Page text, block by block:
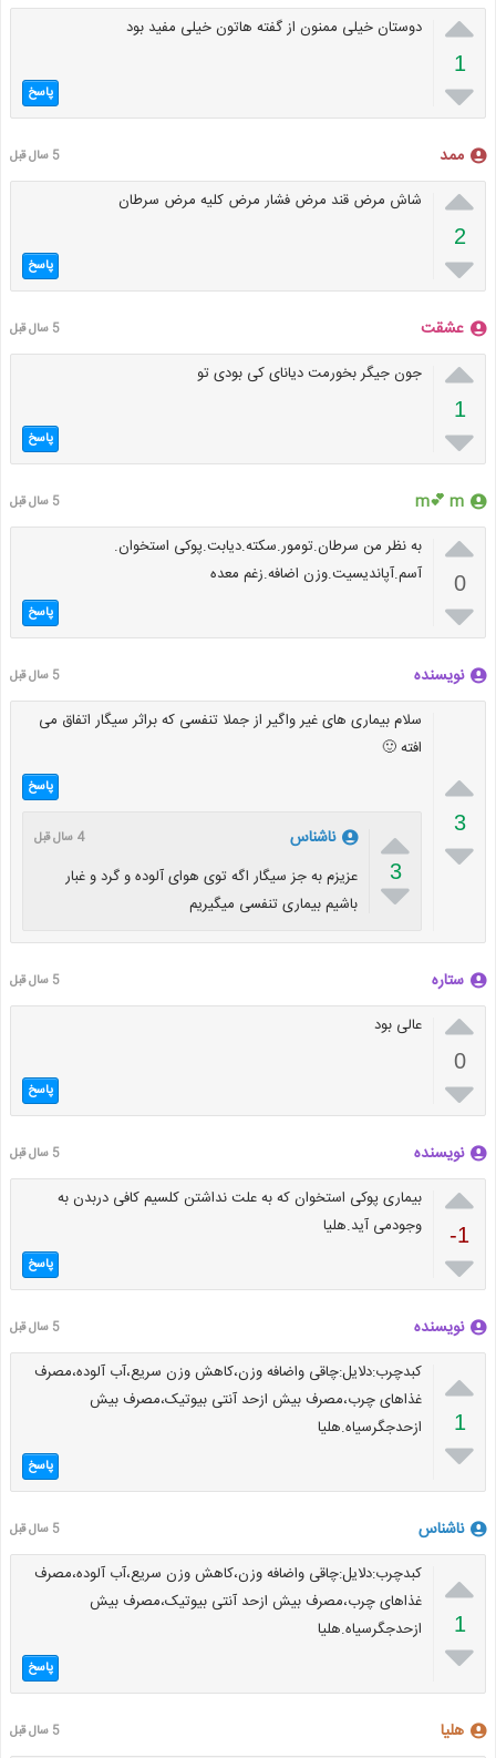

1

دوستان خیلی ممنون از گفته هاتون خیلی مفید بود
پاسخ
ممد 5 سال قبل

2

شاش مرض قند مرض فشار مرض کلیه مرض سرطان
پاسخ
عشقت 5 سال قبل

1

جون جیگر بخورمت دیانای کی بودی تو
پاسخ
m💕 m 5 سال قبل

0

به نظر من سرطان.تومور.سکته.دیابت.پوکی استخوان.
آسم.آپاندیسیت.وزن اضافه.زغم معده
پاسخ
نویسنده 5 سال قبل

3

سلام بیماری های غیر واگیر از جملا تنفسی که براثر سیگار اتفاق می
افته 🙂
پاسخ

3

ناشناس 4 سال قبل
عزیزم به جز سیگار اگه توی هوای آلوده و گرد و غبار
باشیم بیماری تنفسی میگیریم
ستاره 5 سال قبل

0

عالی بود
پاسخ
نویسنده 5 سال قبل

-1

بیماری پوکی استخوان که به علت نداشتن کلسیم کافی دربدن به
وجودمی آید.هلیا
پاسخ
نویسنده 5 سال قبل

1

کبدچرب:دلایل:چاقی واضافه وزن،کاهش وزن سریع،آب آلوده،مصرف
غذاهای چرب،مصرف بیش ازحد آنتی بیوتیک،مصرف بیش
ازحدجگرسیاه.هلیا
پاسخ
ناشناس 5 سال قبل

1

کبدچرب:دلایل:چاقی واضافه وزن،کاهش وزن سریع،آب آلوده،مصرف
غذاهای چرب،مصرف بیش ازحد آنتی بیوتیک،مصرف بیش
ازحدجگرسیاه.هلیا
پاسخ
هلیا 5 سال قبل